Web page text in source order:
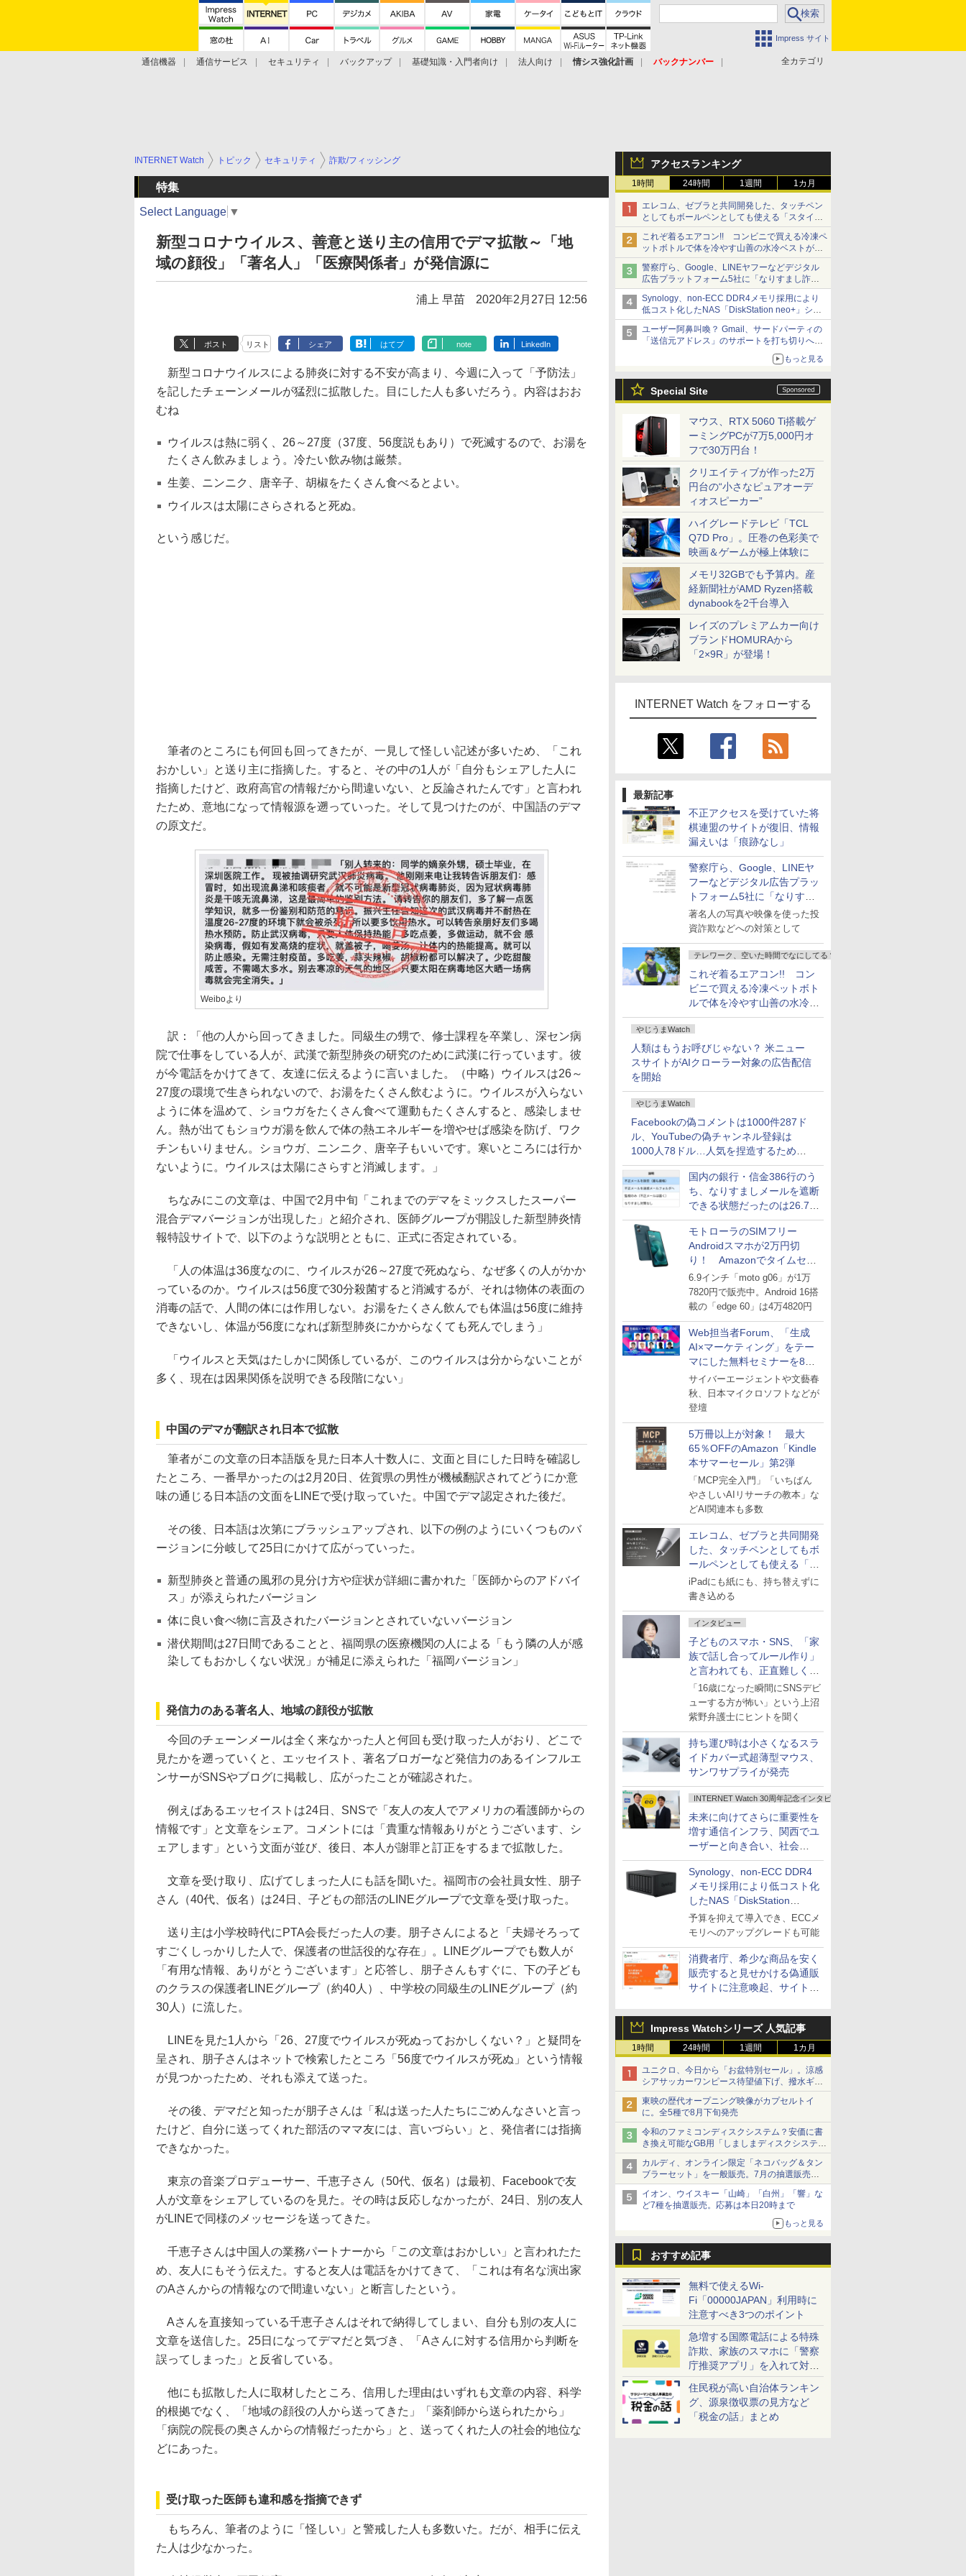
Impress サイト
全カテゴリ
通信機器 通信サービス セキュリティ バックアップ 基礎知識・入門者向け 法人向け 情シス強化計画
バックナンバー
アクセスランキング
1時間 24時間 1週間 1カ月
エレコム、ゼブラと共同開発した、タッチペン
としてもボールペンとしても使える「スタイラ
スツーウェイ」発売 iPadにも紙にも、持ち替
えずに書き込める
これぞ着るエアコン!! コンビニで買える冷凍ペ
ットボトルで体を冷やす山善の水冷ベストがロ
ードバイクにちょうどいい【ぼっち・ざ・ろー
ど！その14】【空いた時間でなにしてる？】
警察庁ら、Google、LINEヤフーなどデジタル
広告プラットフォーム5社に「なりすまし詐欺
広告」対策強化を要請 著名人の写真や映像を
使った投資詐欺などへの対策として
Synology、non-ECC DDR4メモリ採用により
低コスト化したNAS「DiskStation neo+」シリ
ーズ 予算を抑えて導入でき、ECCメモリへの
アップグレードも可能
ユーザー阿鼻叫喚？ Gmail、サードパーティの
「送信元アドレス」のサポートを打ち切りへ
もっと見る
Special Site
マウス、RTX 5060 Ti搭載ゲ
ーミングPCが7万5,000円オ
フで30万円台！
クリエイティブが作った2万
円台の“小さなピュアオーデ
ィオスピーカー”
ハイグレードテレビ「TCL
Q7D Pro」。圧巻の色彩美で
映画＆ゲームが極上体験に
メモリ32GBでも予算内。産
経新聞社がAMD Ryzen搭載
dynabookを2千台導入
レイズのプレミアムカー向け
ブランドHOMURAから
「2×9R」が登場！
INTERNET Watch をフォローする
最新記事
不正アクセスを受けていた将
棋連盟のサイトが復旧、情報
漏えいは「痕跡なし」
警察庁ら、Google、LINEヤ
フーなどデジタル広告プラッ
トフォーム5社に「なりすま
し詐欺広告」対策強化を要請
著名人の写真や映像を使った投
資詐欺などへの対策として
テレワーク、空いた時間でなにしてる？
これぞ着るエアコン!! コン
ビニで買える冷凍ペットボト
ルで体を冷やす山善の水冷ベ
ストがロードバイクにちょう
どいい【ぼっち・ざ・ろー
ど！その14】
やじうまWatch
人類はもうお呼びじゃない？ 米ニュー
スサイトがAIクローラー対象の広告配信
を開始
やじうまWatch
Facebookの偽コメントは1000件287ド
ル、YouTubeの偽チャンネル登録は
1000人78ドル…人気を捏造するための
価格リストが公開中
国内の銀行・信金386行のう
ち、なりすましメールを遮断
できる状態だったのは26.7％
にとどまる～GMOブランド
セキュリティ調査
モトローラのSIMフリー
Androidスマホが2万円切
り！ Amazonでタイムセー
ル
6.9インチ「moto g06」が1万
7820円で販売中。Android 16搭
載の「edge 60」は4万4820円
Web担当者Forum、「生成
AI×マーケティング」をテー
マにした無料セミナーを8月
27日にオンライン開催
サイバーエージェントや文藝春
秋、日本マイクロソフトなどが
登壇
5万冊以上が対象！ 最大
65％OFFのAmazon「Kindle
本サマーセール」第2弾
「MCP完全入門」「いちばん
やさしいAIリサーチの教本」な
どAI関連本も多数
エレコム、ゼブラと共同開発
した、タッチペンとしてもボ
ールペンとしても使える「ス
タイラスツーウェイ」発売
iPadにも紙にも、持ち替えずに
書き込める
インタビュー
子どものスマホ・SNS、「家
族で話し合ってルール作り」
と言われても、正直難しくな
いですか？
「16歳になった瞬間にSNSデビ
ューする方が怖い」という上沼
紫野弁護士にヒントを聞く
持ち運び時は小さくなるスラ
イドカバー式超薄型マウス、
サンワサプライが発売
INTERNET Watch 30周年記念インタビュー
未来に向けてさらに重要性を
増す通信インフラ、関西でユ
ーザーと向き合い、社会
の“あたらしい”を起動し続け
る～オプテージ
Synology、non-ECC DDR4
メモリ採用により低コスト化
したNAS「DiskStation
neo+」シリーズ
予算を抑えて導入でき、ECCメ
モリへのアップグレードも可能
消費者庁、希少な商品を安く
販売すると見せかける偽通販
サイトに注意喚起、サイト名
Impress Watchシリーズ 人気記事
1時間 24時間 1週間 1カ月
ユニクロ、今日から「お盆特別セール」。涼感
シアサッカーワンピース待望値下げ、撥水ギア
ショーツは1990円に
東映の歴代オープニング映像がカプセルトイ
に。全5種で8月下旬発売
令和のファミコンディスクシステム？安価に書
き換え可能なGB用「しましまディスクシステ
ム」
カルディ、オンライン限定「ネコバッグ＆タン
ブラーセット」を一般販売。7月の抽選販売の
当選無効分
イオン、ウイスキー「山崎」「白州」「響」な
ど7種を抽選販売。応募は本日20時まで
もっと見る
おすすめ記事
無料で使えるWi-
Fi「00000JAPAN」利用時に
注意すべき3つのポイント
急増する国際電話による特殊
詐欺、家族のスマホに「警察
庁推奨アプリ」を入れて対策
しよう！
住民税が高い自治体ランキン
グ、源泉徴収票の見方など
「税金の話」まとめ
INTERNET Watch トピック セキュリティ 詐欺/フィッシング
特集
Select Language ▼
新型コロナウイルス、善意と送り主の信用でデマ拡散～「地
域の顔役」「著名人」「医療関係者」が発信源に
浦上 早苗 2020年2月27日 12:56
ポスト リスト シェア はてブ note LinkedIn
新型コロナウイルスによる肺炎に対する不安が高まり、今週に入って「予防法」
を記したチェーンメールが猛烈に拡散した。目にした人も多いだろう。内容はおお
むね
ウイルスは熱に弱く、26～27度（37度、56度説もあり）で死滅するので、お湯を
たくさん飲みましょう。冷たい飲み物は厳禁。
生姜、ニンニク、唐辛子、胡椒をたくさん食べるとよい。
ウイルスは太陽にさらされると死ぬ。
という感じだ。
筆者のところにも何回も回ってきたが、一見して怪しい記述が多いため、「これ
おかしい」と送り主に指摘した。すると、その中の1人が「自分もシェアした人に
指摘したけど、政府高官の情報だから間違いない、と反論されたんです」と言われ
たため、意地になって情報源を遡っていった。そして見つけたのが、中国語のデマ
の原文だ。
Weiboより
訳：「他の人から回ってきました。同級生の甥で、修士課程を卒業し、深セン病
院で仕事をしている人が、武漢で新型肺炎の研究のために武漢に行っています。彼
が今電話をかけてきて、友達に伝えるように言いました。（中略）ウイルスは26～
27度の環境で生きられないので、お湯をたくさん飲むように。ウイルスが入らない
ように体を温めて、ショウガをたくさん食べて運動もたくさんすると、感染しませ
ん。熱が出てもショウガ湯を飲んで体の熱エネルギーを増やせば感染を防げ、ワク
チンもいりません。ショウガ、ニンニク、唐辛子もいいです。寒いところには行か
ないように。ウイルスは太陽にさらすと消滅します。」
ちなみにこの文章は、中国で2月中旬「これまでのデマをミックスしたスーパー
混合デマバージョンが出現した」と紹介され、医師グループが開設した新型肺炎情
報特設サイトで、以下のような説明とともに、正式に否定されている。
「人の体温は36度なのに、ウイルスが26～27度で死ぬなら、なぜ多くの人がかか
っているのか。ウイルスは56度で30分殺菌すると消滅するが、それは物体の表面の
消毒の話で、人間の体には作用しない。お湯をたくさん飲んでも体温は56度に維持
できないし、体温が56度になれば新型肺炎にかからなくても死んでしまう」
「ウイルスと天気はたしかに関係しているが、このウイルスは分からないことが
多く、現在は因果関係を説明できる段階にない」
中国のデマが翻訳され日本で拡散
筆者がこの文章の日本語版を見た日本人十数人に、文面と目にした日時を確認し
たところ、一番早かったのは2月20日、佐賀県の男性が機械翻訳されてどうにか意
味の通じる日本語の文面をLINEで受け取っていた。中国でデマ認定された後だ。
その後、日本語は次第にブラッシュアップされ、以下の例のようにいくつものバ
ージョンに分岐して25日にかけて広がっていった。
新型肺炎と普通の風邪の見分け方や症状が詳細に書かれた「医師からのアドバイ
ス」が添えられたバージョン
体に良い食べ物に言及されたバージョンとされていないバージョン
潜伏期間は27日間であることと、福岡県の医療機関の人による「もう隣の人が感
染してもおかしくない状況」が補足に添えられた「福岡バージョン」
発信力のある著名人、地域の顔役が拡散
今回のチェーンメールは全く来なかった人と何回も受け取った人がおり、どこで
見たかを遡っていくと、エッセイスト、著名ブロガーなど発信力のあるインフルエ
ンサーがSNSやブログに掲載し、広がったことが確認された。
例えばあるエッセイストは24日、SNSで「友人の友人でアメリカの看護師からの
情報です」と文章をシェア。コメントには「貴重な情報ありがとうございます、シ
ェアします」という文面が並び、後日、本人が謝罪と訂正をするまで拡散した。
文章を受け取り、広げてしまった人にも話を聞いた。福岡市の会社員女性、朋子
さん（40代、仮名）は24日、子どもの部活のLINEグループで文章を受け取った。
送り主は小学校時代にPTA会長だった人の妻。朋子さんによると「夫婦そろって
すごくしっかりした人で、保護者の世話役的な存在」。LINEグループでも数人が
「有用な情報、ありがとうございます」と応答し、朋子さんもすぐに、下の子ども
のクラスの保護者LINEグループ（約40人）、中学校の同級生のLINEグループ（約
30人）に流した。
LINEを見た1人から「26、27度でウイルスが死ぬっておかしくない？」と疑問を
呈され、朋子さんはネットで検索したところ「56度でウイルスが死ぬ」という情報
が見つかったため、それも添えて送った。
その後、デマだと知ったが朋子さんは「私は送った人たちにごめんなさいと言っ
たけど、自分に送ってくれた部活のママ友には、言いづらい」と、発信者には指摘
できなかった。
東京の音楽プロデューサー、千恵子さん（50代、仮名）は最初、Facebookで友
人が文章をシェアしているのを見た。その時は反応しなかったが、24日、別の友人
がLINEで同様のメッセージを送ってきた。
千恵子さんは中国人の業務パートナーから「この文章はおかしい」と言われたた
め、友人にもそう伝えた。すると友人は電話をかけてきて、「これは有名な演出家
のAさんからの情報なので間違いない」と断言したという。
Aさんを直接知っている千恵子さんはそれで納得してしまい、自分も別の友人に
文章を送信した。25日になってデマだと気づき、「Aさんに対する信用から判断を
誤ってしまった」と反省している。
他にも拡散した人に取材したところ、信用した理由はいずれも文章の内容、科学
的根拠でなく、「地域の顔役の人から送ってきた」「薬剤師から送られたから」
「病院の院長の奥さんからの情報だったから」と、送ってくれた人の社会的地位な
どにあった。
受け取った医師も違和感を指摘できず
もちろん、筆者のように「怪しい」と警戒した人も多数いた。だが、相手に伝え
た人は少なかった。